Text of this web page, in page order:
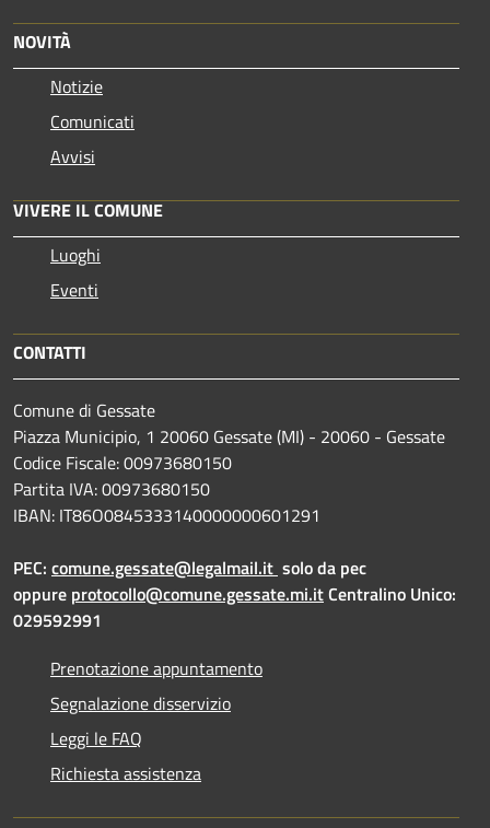
NOVITÀ
Notizie
Comunicati
Avvisi
VIVERE IL COMUNE
Luoghi
Eventi
CONTATTI
Comune di Gessate
Piazza Municipio, 1 20060 Gessate (MI) - 20060 - Gessate
Codice Fiscale: 00973680150
Partita IVA: 00973680150
IBAN: IT86O0845333140000000601291
PEC: comune.gessate@legalmail.it solo da pec
oppure protocollo@comune.gessate.mi.itCentralino Unico:
029592991
Prenotazione appuntamento
Segnalazione disservizio
Leggi le FAQ
Richiesta assistenza